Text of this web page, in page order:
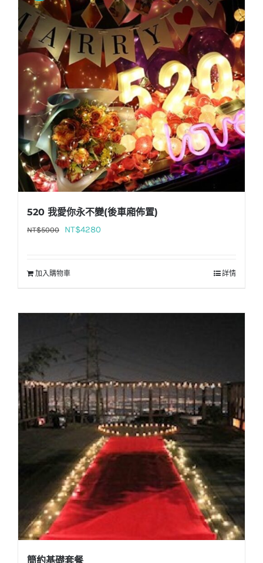
520 我愛你永不變(後車廂佈置)
NT$5000
原
格：
NT$4280
加入購物車 詳情
簡約基礎套餐